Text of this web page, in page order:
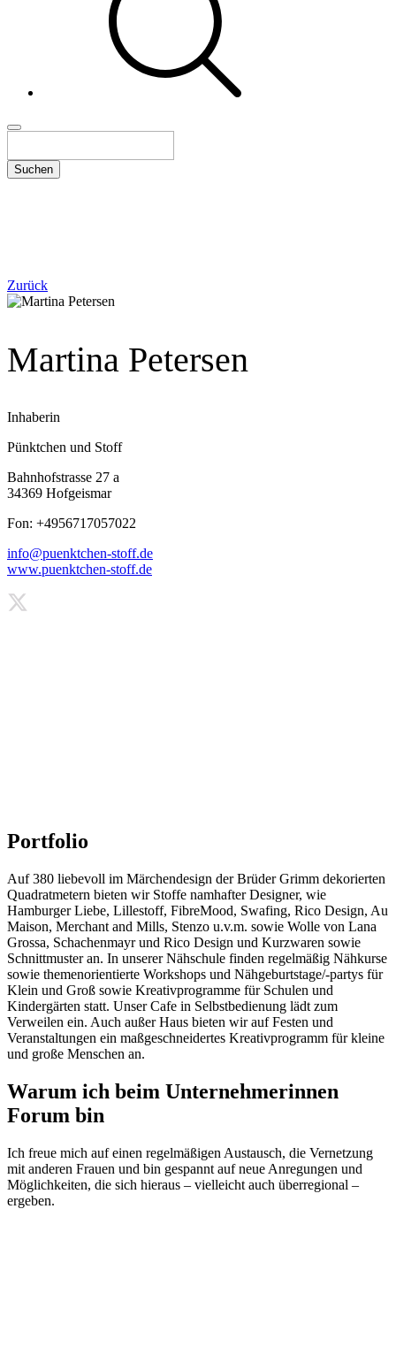
Suchen
Zurück
Martina Petersen
Inhaberin
Pünktchen und Stoff
Bahnhofstrasse 27 a
34369 Hofgeismar
Fon: +4956717057022
info@puenktchen-stoff.de
www.puenktchen-stoff.de
Portfolio
Auf 380 liebevoll im Märchendesign der Brüder Grimm dekorierten
Quadratmetern bieten wir Stoffe namhafter Designer, wie
Hamburger Liebe, Lillestoff, FibreMood, Swafing, Rico Design, Au
Maison, Merchant and Mills, Stenzo u.v.m. sowie Wolle von Lana
Grossa, Schachenmayr und Rico Design und Kurzwaren sowie
Schnittmuster an. In unserer Nähschule finden regelmäßig Nähkurse
sowie themenorientierte Workshops und Nähgeburtstage/-partys für
Klein und Groß sowie Kreativprogramme für Schulen und
Kindergärten statt. Unser Cafe in Selbstbedienung lädt zum
Verweilen ein. Auch außer Haus bieten wir auf Festen und
Veranstaltungen ein maßgeschneidertes Kreativprogramm für kleine
und große Menschen an.
Warum ich beim Unternehmerinnen
Forum bin
Ich freue mich auf einen regelmäßigen Austausch, die Vernetzung
mit anderen Frauen und bin gespannt auf neue Anregungen und
Möglichkeiten, die sich hieraus – vielleicht auch überregional –
ergeben.